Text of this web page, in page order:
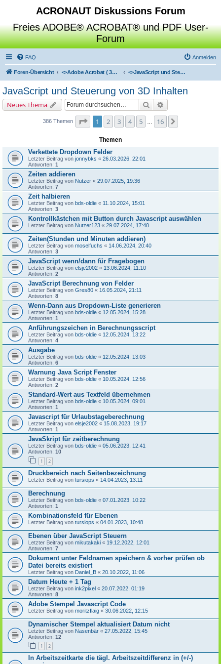
ACRONAUT Diskussions Forum
Freies ADOBE® ACROBAT® und PDF User-
Forum
FAQ Anmelden
Foren-Übersicht <>Adobe Acrobat ( 3D / Professional / Standard / Reader / Distiller ) <>JavaScript und Steuerung von 3D Inhalten
JavaScript und Steuerung von 3D Inhalten
Neues Thema Suche
386 Themen Seite von
1 2 3 4 5 16
Themen
Verkettete Dropdown Felder
Letzter Beitrag von jonnybks « 26.03.2026, 22:01
Antworten: 1
Zeiten addieren
Letzter Beitrag von Nutzer « 29.07.2025, 19:36
Antworten: 7
Zeit halbieren
Letzter Beitrag von bds-oldie « 11.10.2024, 15:01
Antworten: 3
Kontrollkästchen mit Button durch Javascript auswählen
Letzter Beitrag von Nutzer123 « 29.07.2024, 17:40
Zeiten(Stunden und Minuten addieren)
Letzter Beitrag von moselfuchs « 14.06.2024, 20:40
Antworten: 3
JavaScript wenn/dann für Fragebogen
Letzter Beitrag von elsje2002 « 13.06.2024, 11:10
Antworten: 2
JavaScript Berechnung von Felder
Letzter Beitrag von Gres80 « 16.05.2024, 21:11
Antworten: 8
Wenn-Dann aus Dropdown-Liste generieren
Letzter Beitrag von bds-oldie « 12.05.2024, 15:28
Antworten: 1
Anführungszeichen in Berechnungsscript
Letzter Beitrag von bds-oldie « 12.05.2024, 13:22
Antworten: 4
Ausgabe
Letzter Beitrag von bds-oldie « 12.05.2024, 13:03
Antworten: 6
Warnung Java Script Fenster
Letzter Beitrag von bds-oldie « 10.05.2024, 12:56
Antworten: 2
Standard-Wert aus Textfeld übernehmen
Letzter Beitrag von bds-oldie « 10.05.2024, 09:01
Antworten: 1
Javascript für Urlaubstageberechnung
Letzter Beitrag von elsje2002 « 15.08.2023, 19:17
Antworten: 1
JavaSkript für zeitberechnung
Letzter Beitrag von bds-oldie « 05.06.2023, 12:41
Antworten: 10
1 2
Druckbereich nach Seitenbezeichnung
Letzter Beitrag von tursiops « 14.04.2023, 13:11
Berechnung
Letzter Beitrag von bds-oldie « 07.01.2023, 10:22
Antworten: 1
Kombinationsfeld für Ebenen
Letzter Beitrag von tursiops « 04.01.2023, 10:48
Ebenen über JavaScript Steuern
Letzter Beitrag von mikutakaki « 19.12.2022, 12:01
Antworten: 7
Dokument unter Feldnamen speichern & vorher prüfen ob
Datei bereits existiert
Letzter Beitrag von Daniel_B « 20.10.2022, 11:06
Datum Heute + 1 Tag
Letzter Beitrag von ink2pixel « 20.07.2022, 01:19
Antworten: 8
Adobe Stempel Javascript Code
Letzter Beitrag von moritzflaig « 30.06.2022, 12:15
Dynamischer Stempel aktualisiert Datum nicht
Letzter Beitrag von Nasenbär « 27.05.2022, 15:45
Antworten: 12
1 2
In Arbeitszeitkarte die tägl. Arbeitszeitdifferenz in (+/-)